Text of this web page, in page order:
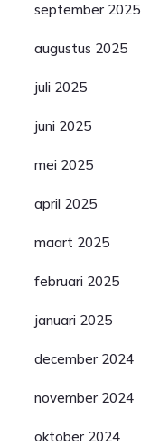
september 2025
augustus 2025
juli 2025
juni 2025
mei 2025
april 2025
maart 2025
februari 2025
januari 2025
december 2024
november 2024
oktober 2024